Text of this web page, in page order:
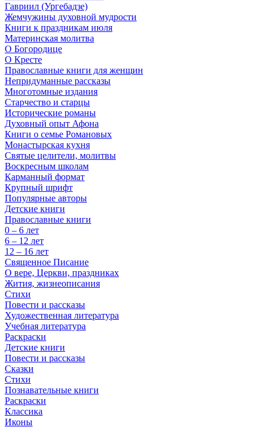
Гавриил (Ургебадзе)
Жемчужины духовной мудрости
Книги к праздникам июля
Материнская молитва
О Богородице
О Кресте
Православные книги для женщин
Непридуманные рассказы
Многотомные издания
Старчество и старцы
Исторические романы
Духовный опыт Афона
Книги о семье Романовых
Монастырская кухня
Святые целители, молитвы
Воскресным школам
Карманный формат
Крупный шрифт
Популярные авторы
Детские книги
Православные книги
0 – 6 лет
6 – 12 лет
12 – 16 лет
Священное Писание
О вере, Церкви, праздниках
Жития, жизнеописания
Стихи
Повести и рассказы
Художественная литература
Учебная литература
Раскраски
Детские книги
Повести и рассказы
Сказки
Стихи
Познавательные книги
Раскраски
Классика
Иконы